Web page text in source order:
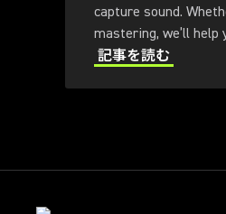
capture sound.
mastering, we’ll
to the studio.
記事を読む